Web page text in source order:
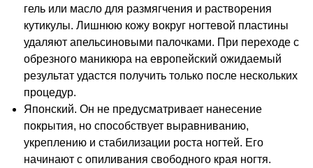
гель или масло для размягчения и растворения
кутикулы. Лишнюю кожу вокруг ногтевой пластины
удаляют апельсиновыми палочками. При переходе с
обрезного маникюра на европейский ожидаемый
результат удастся получить только после нескольких
процедур.
Японский. Он не предусматривает нанесение
покрытия, но способствует выравниванию,
укреплению и стабилизации роста ногтей. Его
начинают с опиливания свободного края ногтя.